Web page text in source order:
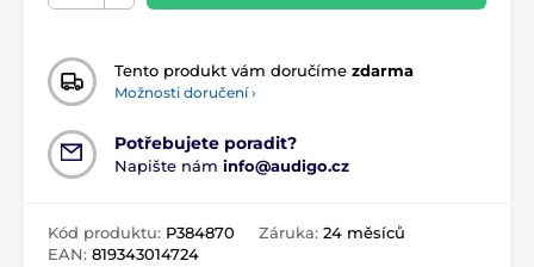
Tento produkt vám doručíme zdarma
Možnosti doručení ›
Potřebujete poradit?
Napište nám info@audigo.cz
Kód produktu: P384870
EAN: 819343014724
Záruka: 24 měsíců